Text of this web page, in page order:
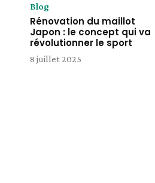
Blog
Rénovation du maillot
Japon : le concept qui va
révolutionner le sport
8 juillet 2025